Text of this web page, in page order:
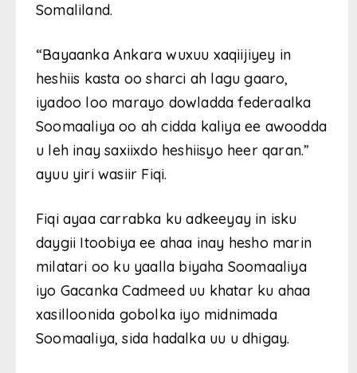
Somaliland.
“Bayaanka Ankara wuxuu xaqiijiyey in
heshiis kasta oo sharci ah lagu gaaro,
iyadoo loo marayo dowladda federaalka
Soomaaliya oo ah cidda kaliya ee awoodda
u leh inay saxiixdo heshiisyo heer qaran.”
ayuu yiri wasiir Fiqi.
Fiqi ayaa carrabka ku adkeeyay in isku
daygii Itoobiya ee ahaa inay hesho marin
milatari oo ku yaalla biyaha Soomaaliya
iyo Gacanka Cadmeed uu khatar ku ahaa
xasilloonida gobolka iyo midnimada
Soomaaliya, sida hadalka uu u dhigay.